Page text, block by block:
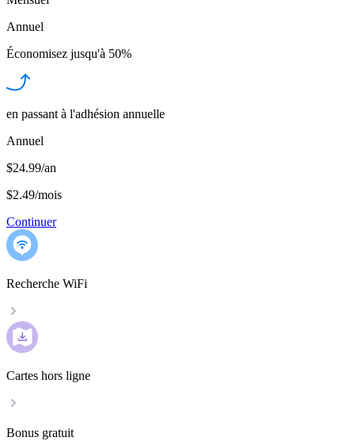
Annuel
Économisez jusqu'à 50%
en passant à l'adhésion annuelle
Annuel
$24.99/an
$2.49/mois
Continuer
Recherche WiFi
Cartes hors ligne
Bonus gratuit